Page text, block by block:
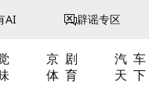
AI 辟谣专区
京 剧 汽 车
体 育 天 下